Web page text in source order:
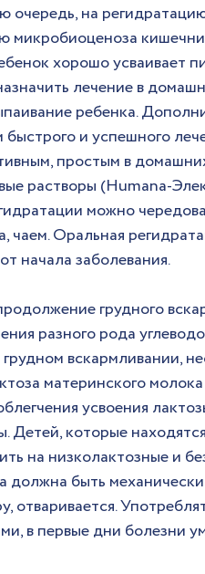
очередь, на
микробиоценоза
хорошо усваивает
лечение в
ребенка.
и успешного
простым в
растворы (Humana-
можно
Оральная
начала заболевания.
грудного
разного рода
вскармливании,
материнского
усвоения
Детей, которые
на низколактозные и
должна быть
отваривается.
в первые дни болезни